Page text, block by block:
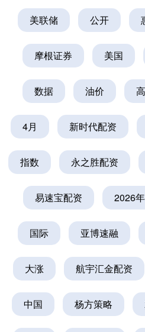
美联储 公开
摩根证券 美国
数据 油价
4月 新时代配资
指数 永之胜配资
易速宝配资 2026年
国际 亚博速融
大涨 航宇汇金配资
中国 杨方策略